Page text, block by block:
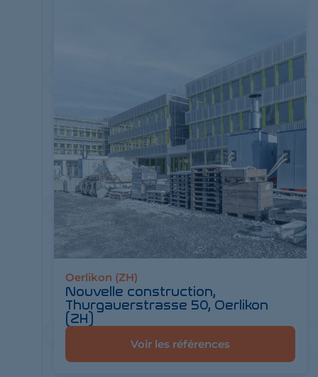
Oerlikon (ZH)
Nouvelle construction,
Thurgauerstrasse 50, Oerlikon
(ZH)
Voir les références